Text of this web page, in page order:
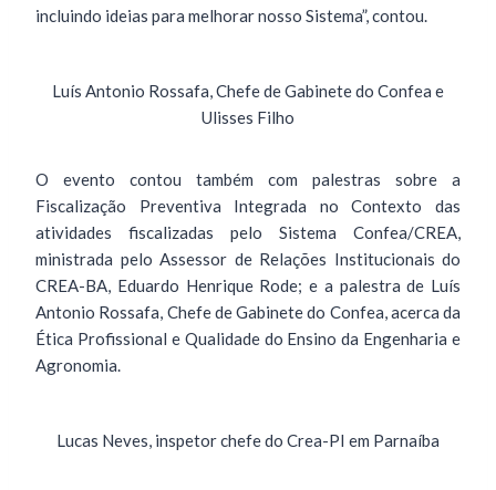
incluindo ideias para melhorar nosso Sistema”, contou.
Luís Antonio Rossafa, Chefe de Gabinete do Confea e
Ulisses Filho
O evento contou também com palestras sobre a
Fiscalização Preventiva Integrada no Contexto das
atividades fiscalizadas pelo Sistema Confea/CREA,
ministrada pelo Assessor de Relações Institucionais do
CREA-BA, Eduardo Henrique Rode; e a palestra de Luís
Antonio Rossafa, Chefe de Gabinete do Confea, acerca da
Ética Profissional e Qualidade do Ensino da Engenharia e
Agronomia.
Lucas Neves, inspetor chefe do Crea-PI em Parnaíba